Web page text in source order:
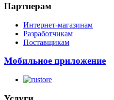
Партнерам
Интернет-магазинам
Разработчикам
Поставщикам
Мобильное приложение